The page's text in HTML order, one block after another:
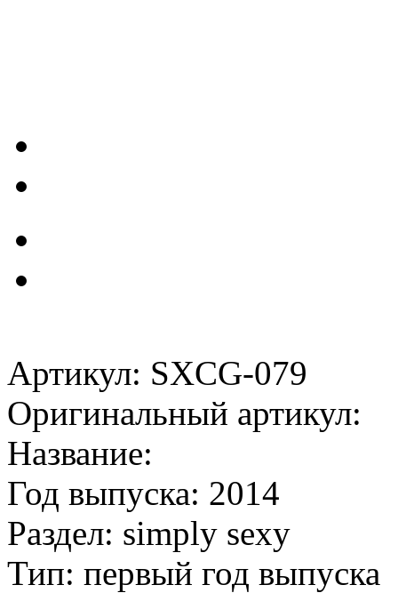
Артикул: SXCG-079
Оригинальный артикул:
Название:
Год выпуска: 2014
Раздел: simply sexy
Тип: первый год выпуска